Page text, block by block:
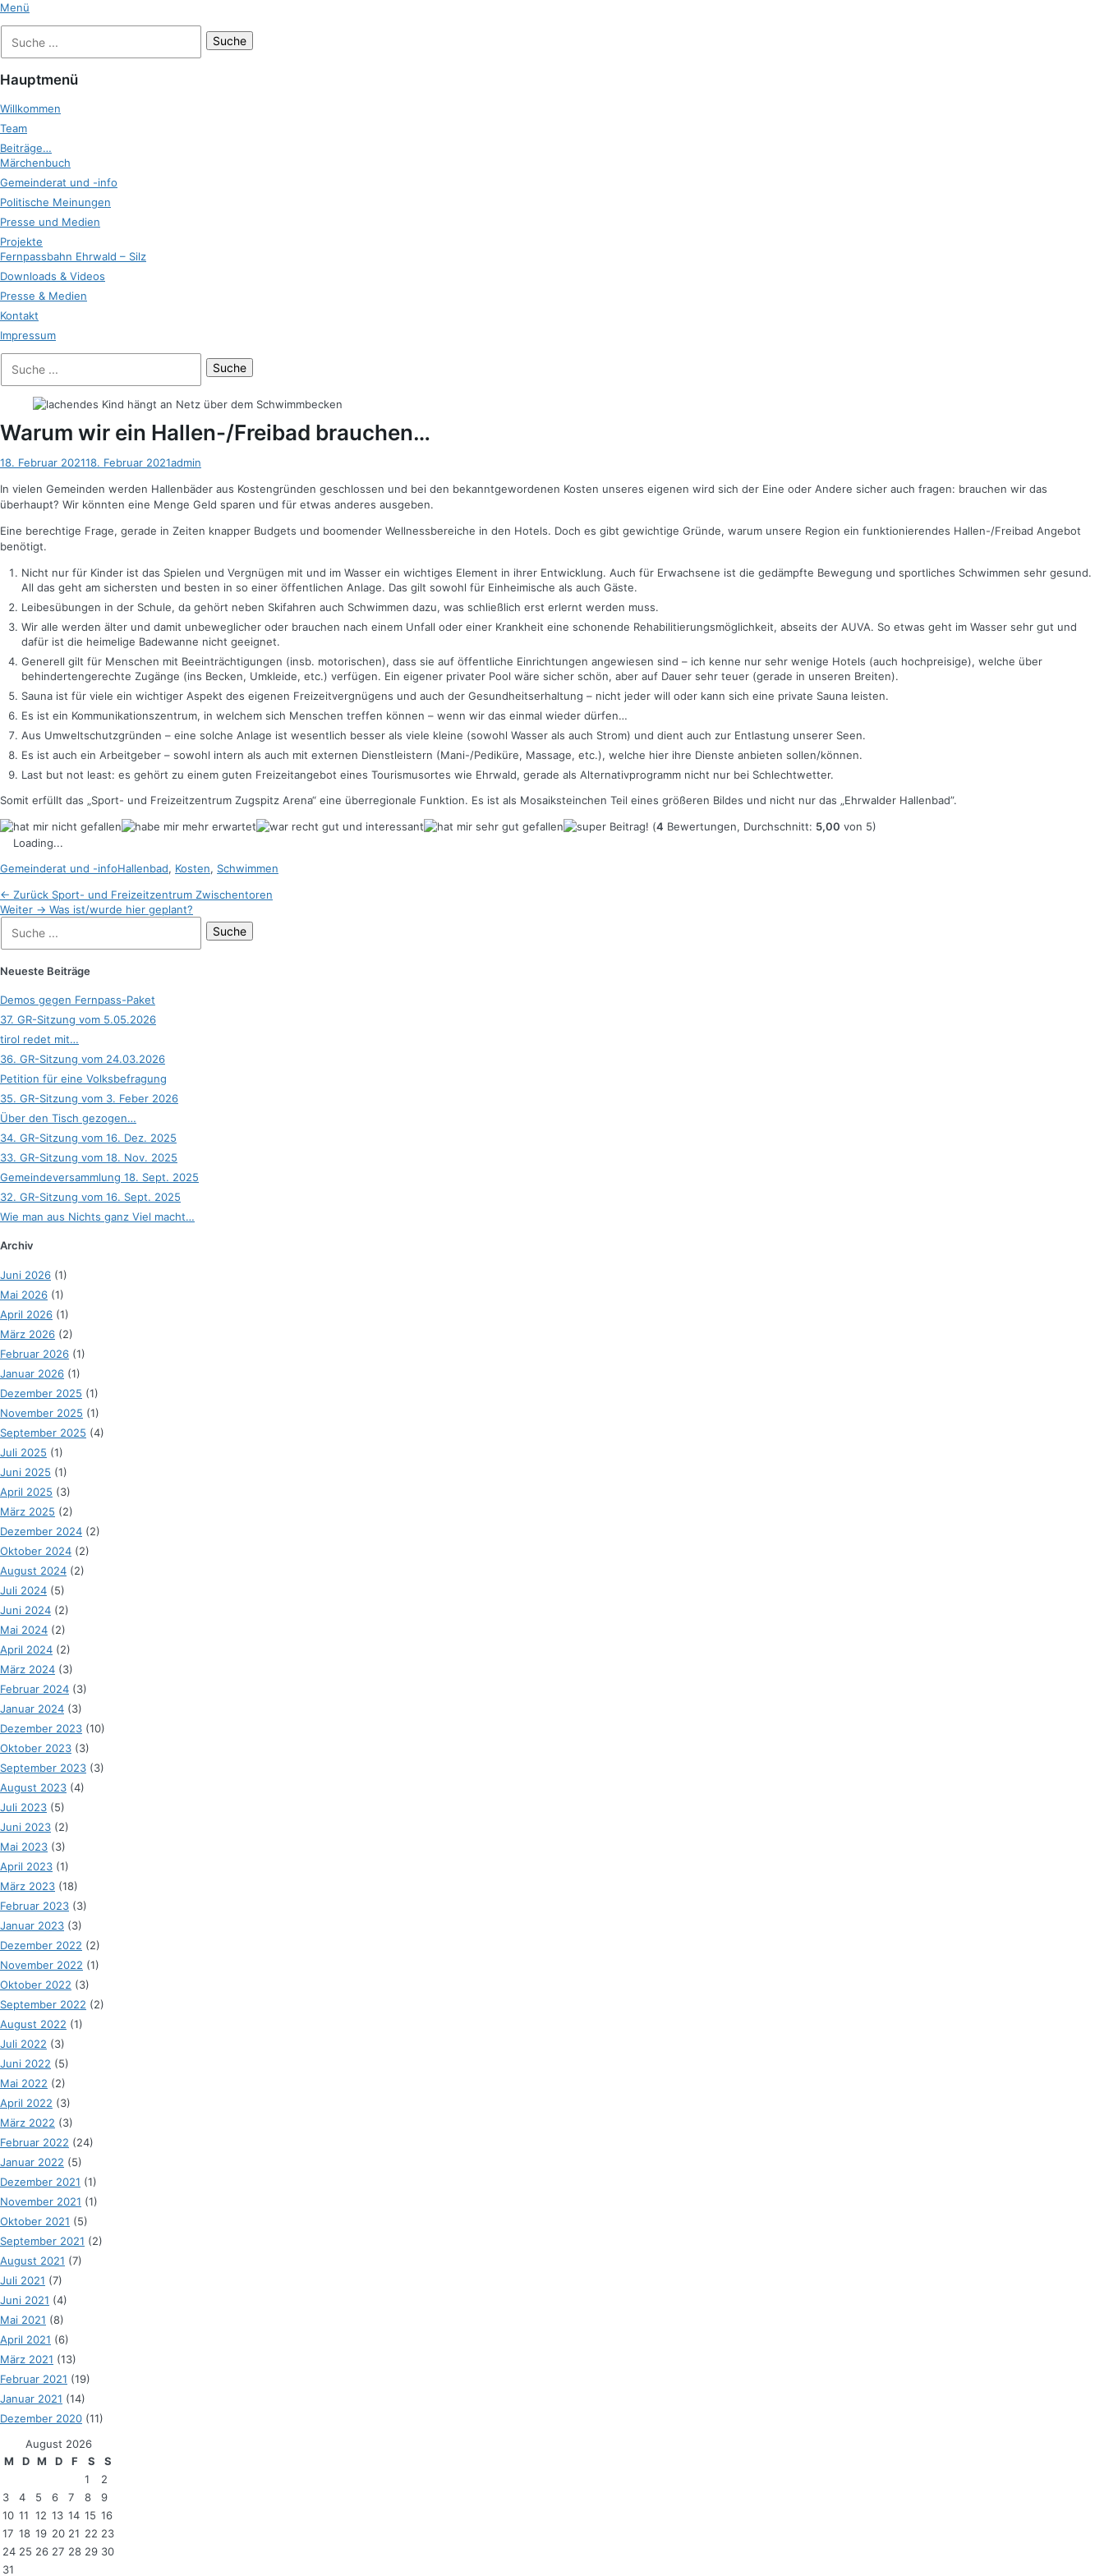
Zum
springen
Menü
nach:
Hauptmenü
Willkommen
Team
Beiträge…
Märchenbuch
Gemeinderat und -info
Politische Meinungen
Presse und Medien
Projekte
Fernpassbahn Ehrwald – Silz
Downloads & Videos
Presse & Medien
Kontakt
Impressum
der
Suche
nach:
Warum wir ein Hallen-/Freibad brauchen…
Posted
18. Februar 202118. Februar 2021Autor
admin
In vielen Gemeinden werden Hallenbäder aus Kostengründen geschlossen und bei den bekanntgewordenen Kosten unseres eigenen wird sich der Eine oder Andere sicher auch fragen: brauchen wir das
überhaupt? Wir könnten eine Menge Geld sparen und für etwas anderes ausgeben.
Eine berechtige Frage, gerade in Zeiten knapper Budgets und boomender Wellnessbereiche in den Hotels. Doch es gibt gewichtige Gründe, warum unsere Region ein funktionierendes Hallen-/Freibad Angebot
benötigt.
Nicht nur für Kinder ist das Spielen und Vergnügen mit und im Wasser ein wichtiges Element in ihrer Entwicklung. Auch für Erwachsene ist die gedämpfte Bewegung und sportliches Schwimmen sehr gesund.
All das geht am sichersten und besten in so einer öffentlichen Anlage. Das gilt sowohl für Einheimische als auch Gäste.
Leibesübungen in der Schule, da gehört neben Skifahren auch Schwimmen dazu, was schließlich erst erlernt werden muss.
Wir alle werden älter und damit unbeweglicher oder brauchen nach einem Unfall oder einer Krankheit eine schonende Rehabilitierungsmöglichkeit, abseits der AUVA. So etwas geht im Wasser sehr gut und
dafür ist die heimelige Badewanne nicht geeignet.
Generell gilt für Menschen mit Beeinträchtigungen (insb. motorischen), dass sie auf öffentliche Einrichtungen angewiesen sind – ich kenne nur sehr wenige Hotels (auch hochpreisige), welche über
behindertengerechte Zugänge (ins Becken, Umkleide, etc.) verfügen. Ein eigener privater Pool wäre sicher schön, aber auf Dauer sehr teuer (gerade in unseren Breiten).
Sauna ist für viele ein wichtiger Aspekt des eigenen Freizeitvergnügens und auch der Gesundheitserhaltung – nicht jeder will oder kann sich eine private Sauna leisten.
Es ist ein Kommunikationszentrum, in welchem sich Menschen treffen können – wenn wir das einmal wieder dürfen…
Aus Umweltschutzgründen – eine solche Anlage ist wesentlich besser als viele kleine (sowohl Wasser als auch Strom) und dient auch zur Entlastung unserer Seen.
Es ist auch ein Arbeitgeber – sowohl intern als auch mit externen Dienstleistern (Mani-/Pediküre, Massage, etc.), welche hier ihre Dienste anbieten sollen/können.
Last but not least: es gehört zu einem guten Freizeitangebot eines Tourismusortes wie Ehrwald, gerade als Alternativprogramm nicht nur bei Schlechtwetter.
Somit erfüllt das „Sport- und Freizeitzentrum Zugspitz Arena“ eine überregionale Funktion. Es ist als Mosaiksteinchen Teil eines größeren Bildes und nicht nur das „Ehrwalder Hallenbad”.
(4 Bewertungen, Durchschnitt: 5,00 von 5)
Loading...
Kategorien
Gemeinderat und -infoSchlagworte
Hallenbad, Kosten, Schwimmen
Beitragsnavigation
← Zurück Vorheriger
Beitrag:
Sport- und Freizeitzentrum Zwischentoren
Weiter → Nächster
Was ist/wurde hier geplant?
Suche
nach:
Neueste Beiträge
Demos gegen Fernpass-Paket
37. GR-Sitzung vom 5.05.2026
tirol redet mit…
36. GR-Sitzung vom 24.03.2026
Petition für eine Volksbefragung
35. GR-Sitzung vom 3. Feber 2026
Über den Tisch gezogen…
34. GR-Sitzung vom 16. Dez. 2025
33. GR-Sitzung vom 18. Nov. 2025
Gemeindeversammlung 18. Sept. 2025
32. GR-Sitzung vom 16. Sept. 2025
Wie man aus Nichts ganz Viel macht…
Archiv
Juni 2026 (1)
Mai 2026 (1)
April 2026 (1)
März 2026 (2)
Februar 2026 (1)
Januar 2026 (1)
Dezember 2025 (1)
November 2025 (1)
September 2025 (4)
Juli 2025 (1)
Juni 2025 (1)
April 2025 (3)
März 2025 (2)
Dezember 2024 (2)
Oktober 2024 (2)
August 2024 (2)
Juli 2024 (5)
Juni 2024 (2)
Mai 2024 (2)
April 2024 (2)
März 2024 (3)
Februar 2024 (3)
Januar 2024 (3)
Dezember 2023 (10)
Oktober 2023 (3)
September 2023 (3)
August 2023 (4)
Juli 2023 (5)
Juni 2023 (2)
Mai 2023 (3)
April 2023 (1)
März 2023 (18)
Februar 2023 (3)
Januar 2023 (3)
Dezember 2022 (2)
November 2022 (1)
Oktober 2022 (3)
September 2022 (2)
August 2022 (1)
Juli 2022 (3)
Juni 2022 (5)
Mai 2022 (2)
April 2022 (3)
März 2022 (3)
Februar 2022 (24)
Januar 2022 (5)
Dezember 2021 (1)
November 2021 (1)
Oktober 2021 (5)
September 2021 (2)
August 2021 (7)
Juli 2021 (7)
Juni 2021 (4)
Mai 2021 (8)
April 2021 (6)
März 2021 (13)
Februar 2021 (19)
Januar 2021 (14)
Dezember 2020 (11)
August 2026
M
D M D F S
S
1
2
3
4 5 6 7 8
9
10 11 12 13 14 15 16
17 18 19 20 21 22 23
24 25 26 27 28 29 30
31